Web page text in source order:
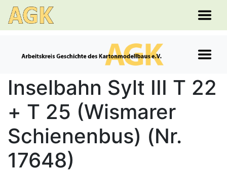
Inselbahn Sylt III T 22
+ T 25 (Wismarer
Schienenbus) (Nr.
17648)